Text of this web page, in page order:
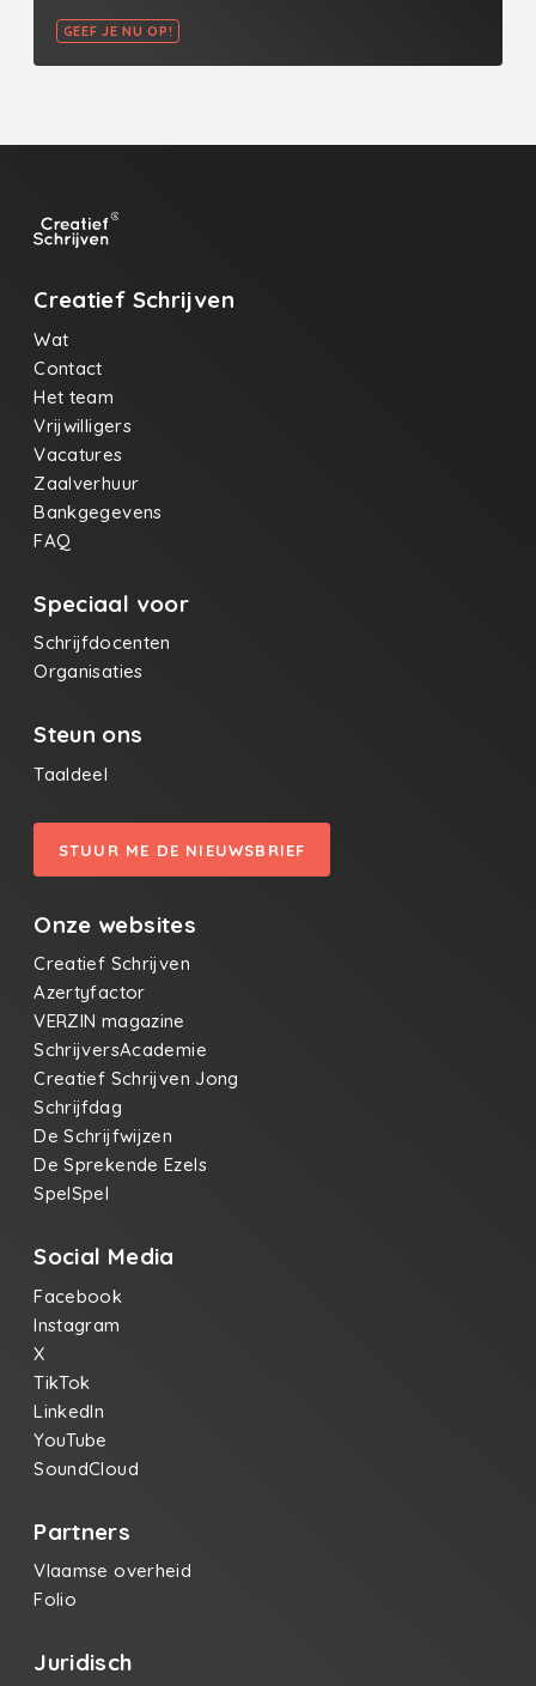
GEEF JE NU OP!
Creatief Schrijven
Wat
Contact
Het team
Vrijwilligers
Vacatures
Zaalverhuur
Bankgegevens
FAQ
Speciaal voor
Schrijfdocenten
Organisaties
Steun ons
Taaldeel
STUUR ME DE NIEUWSBRIEF
Onze websites
Creatief Schrijven
Azertyfactor
VERZIN magazine
SchrijversAcademie
Creatief Schrijven Jong
Schrijfdag
De Schrijfwijzen
De Sprekende Ezels
SpelSpel
Social Media
Facebook
Instagram
X
TikTok
LinkedIn
YouTube
SoundCloud
Partners
Vlaamse overheid
Folio
Juridisch